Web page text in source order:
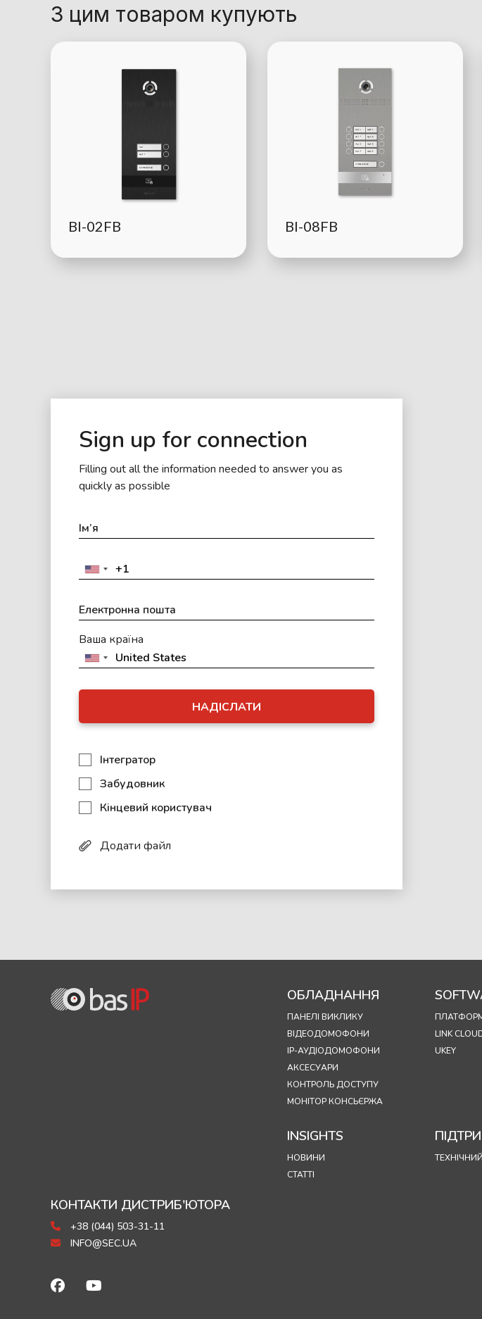
З цим товаром купують
BI-02FB BI-08FB
Sign up for connection
Filling out all the information needed to answer you as
quickly as possible
Ваша країна
НАДІСЛАТИ
Інтегратор
Забудовник
Кінцевий користувач
Додати файл
КОНТАКТИ ДИСТРИБ'ЮТОРА
+38 (044) 503-31-11
INFO@SEC.UA
ОБЛАДНАННЯ
ПАНЕЛІ ВИКЛИКУ
ВІДЕОДОМОФОНИ
IP-АУДІОДОМОФОНИ
АКСЕСУАРИ
КОНТРОЛЬ ДОСТУПУ
МОНІТОР КОНСЬЄРЖА
LINK
UKEY
INSIGHTS
НОВИНИ
СТАТТІ